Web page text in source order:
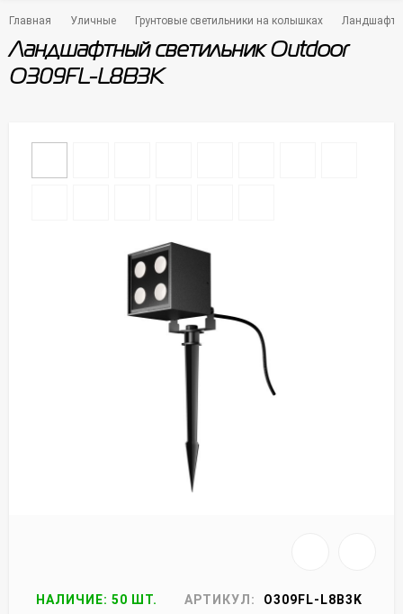
Главная Уличные Грунтовые светильники на колышках
Ландшафтный светильник Outdoor
O309FL-L8B3K
НАЛИЧИЕ: 50 ШТ. АРТИКУЛ: O309FL-L8B3K